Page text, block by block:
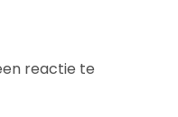
reactie te